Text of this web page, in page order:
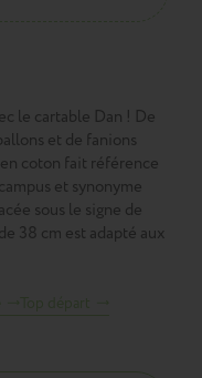
le cartable Dan ! De
et de fanions
coton fait référence
et synonyme
sous le signe de
38 cm est adapté aux